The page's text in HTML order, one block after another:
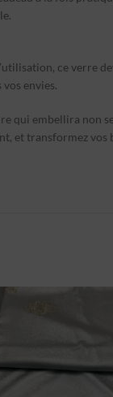
ce verre
envies.
qui embellira non
et transformez vos